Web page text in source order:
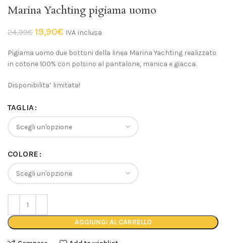
Marina Yachting pigiama uomo
24,99€ 19,90€ IVA inclusa
Pigiama uomo due bottoni della linea Marina Yachting realizzato
in cotone 100% con polsino al pantalone, manica e giacca.
Disponibilita’ limitata!
TAGLIA
COLORE
AGGIUNGI AL CARRELLO